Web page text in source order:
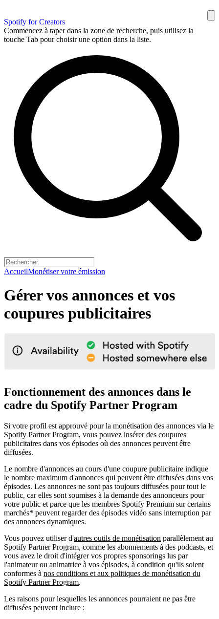
Spotify for Creators
Commencez à taper dans la zone de recherche, puis utilisez la
touche Tab pour choisir une option dans la liste.
AccueilMonétiser votre émission
Gérer vos annonces et vos
coupures publicitaires
Fonctionnement des annonces dans le
cadre du Spotify Partner Program
Si votre profil est approuvé pour la monétisation des annonces via le
Spotify Partner Program, vous pouvez insérer des coupures
publicitaires dans vos épisodes où des annonces peuvent être
diffusées.
Le nombre d'annonces au cours d'une coupure publicitaire indique
le nombre maximum d'annonces qui peuvent être diffusées dans vos
épisodes. Les annonces ne sont pas toujours diffusées pour tout le
public, car elles sont soumises à la demande des annonceurs pour
votre public et parce que les membres Spotify Premium sur certains
marchés* peuvent regarder des épisodes vidéo sans interruption par
des annonces dynamiques.
Vous pouvez utiliser d'autres outils de monétisation parallèlement au
Spotify Partner Program, comme les abonnements à des podcasts, et
vous avez le droit d'intégrer vos propres sponsorings lus par
l'animateur ou animatrice à vos épisodes, à condition qu'ils soient
conformes à nos conditions et aux politiques de monétisation du
Spotify Partner Program.
Les raisons pour lesquelles les annonces pourraient ne pas être
diffusées peuvent inclure :